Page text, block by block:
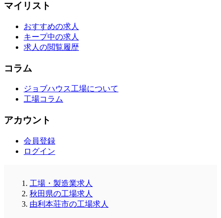
マイリスト
おすすめの求人
キープ中の求人
求人の閲覧履歴
コラム
ジョブハウス工場について
工場コラム
アカウント
会員登録
ログイン
工場・製造業求人
秋田県の工場求人
由利本荘市の工場求人